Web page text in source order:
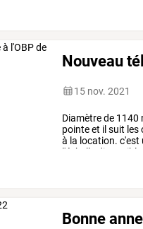
Nouveau
15 nov. 2021
Diamètrede 1140
pointeet il suit les
à la location. c'est
l'échelle
disponible
Bonne